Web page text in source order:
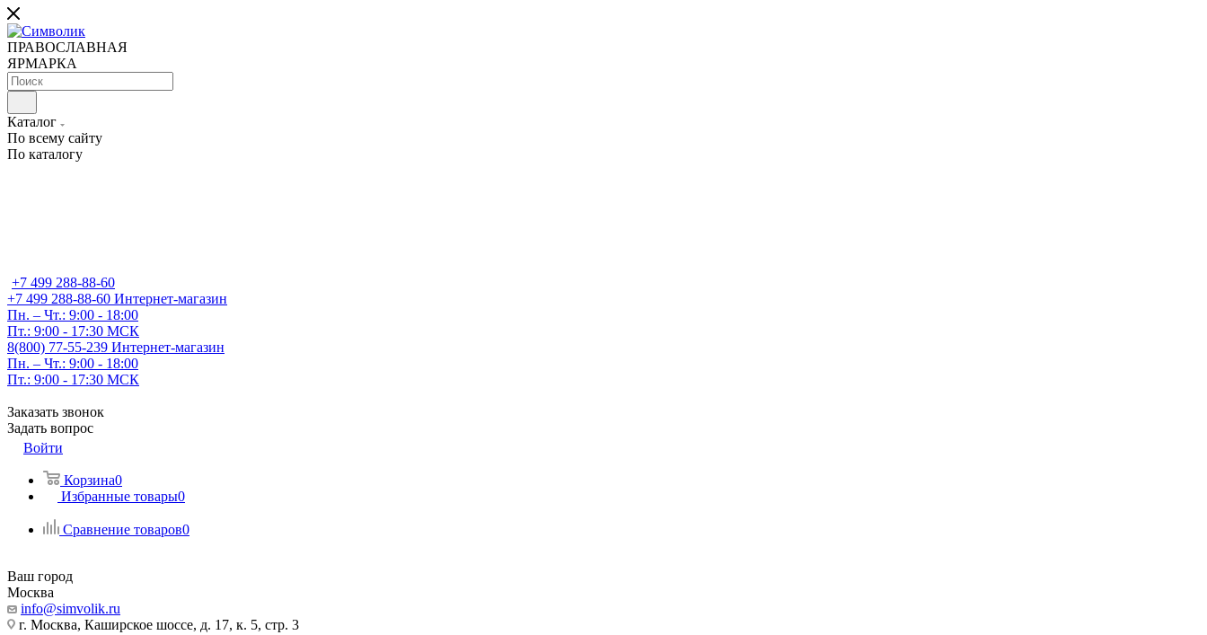
ПРАВОСЛАВНАЯ
ЯРМАРКА
Каталог
По всему сайту
По каталогу
+7 499 288-88-60
+7 499 288-88-60 Интернет-магазин
Пн. – Чт.: 9:00 - 18:00
Пт.: 9:00 - 17:30 МСК
8(800) 77-55-239 Интернет-магазин
Пн. – Чт.: 9:00 - 18:00
Пт.: 9:00 - 17:30 МСК
Заказать звонок
Задать вопрос
Войти
Корзина0
Избранные товары0
Сравнение товаров0
Ваш город
Москва
info@simvolik.ru
г. Москва, Каширское шоссе, д. 17, к. 5, стр. 3